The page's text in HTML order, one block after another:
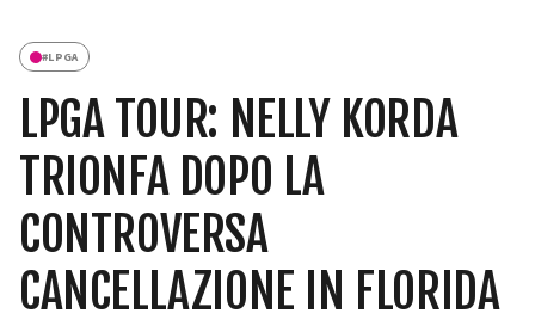
#LPGA
LPGA TOUR: NELLY KORDA
TRIONFA DOPO LA
CONTROVERSA
CANCELLAZIONE IN FLORIDA